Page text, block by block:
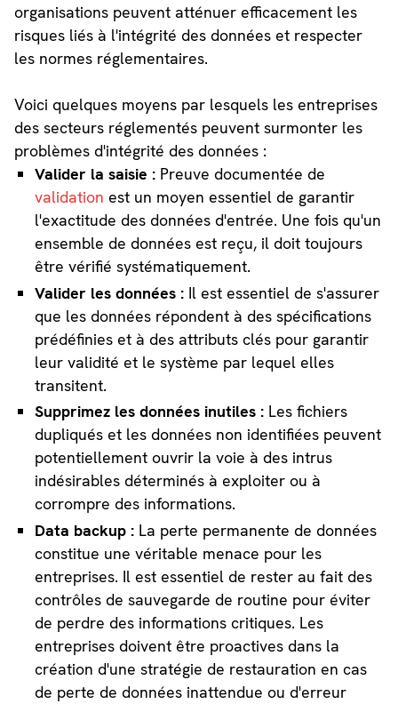
organisations peuvent atténuer efficacement les
risques liés à l'intégrité des données et respecter
les normes réglementaires.
Voici quelques moyens par lesquels les entreprises
des secteurs réglementés peuvent surmonter les
problèmes d'intégrité des données :
Valider la saisie : Preuve documentée de
validation est un moyen essentiel de garantir
l'exactitude des données d'entrée. Une fois qu'un
ensemble de données est reçu, il doit toujours
être vérifié systématiquement.
Valider les données : Il est essentiel de s'assurer
que les données répondent à des spécifications
prédéfinies et à des attributs clés pour garantir
leur validité et le système par lequel elles
transitent.
Supprimez les données inutiles : Les fichiers
dupliqués et les données non identifiées peuvent
potentiellement ouvrir la voie à des intrus
indésirables déterminés à exploiter ou à
corrompre des informations.
Data backup : La perte permanente de données
constitue une véritable menace pour les
entreprises. Il est essentiel de rester au fait des
contrôles de sauvegarde de routine pour éviter
de perdre des informations critiques. Les
entreprises doivent être proactives dans la
création d'une stratégie de restauration en cas
de perte de données inattendue ou d'erreur